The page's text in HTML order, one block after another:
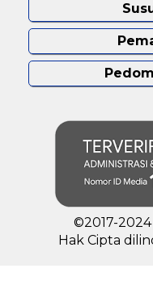
©2017-
Hak Cipta